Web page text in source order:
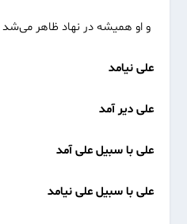
و او همیشه در نهاد ظاهر می‌شد
علی نیامد
علی دیر آمد
علی با سبیل علی آمد
علی با سبیل علی نیامد